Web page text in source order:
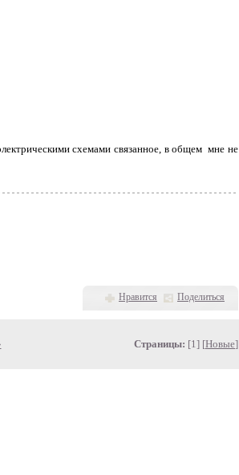
схемами связанное, в общем мне не
Нравится Поделиться
Страницы: [1] [Новые]